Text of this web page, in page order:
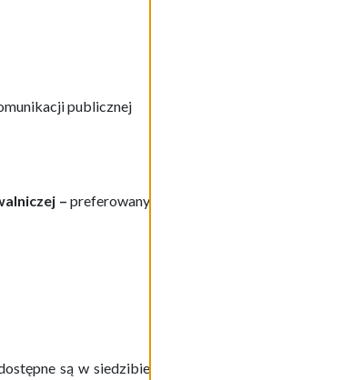
publicznej
–preferowany
są w siedzibie